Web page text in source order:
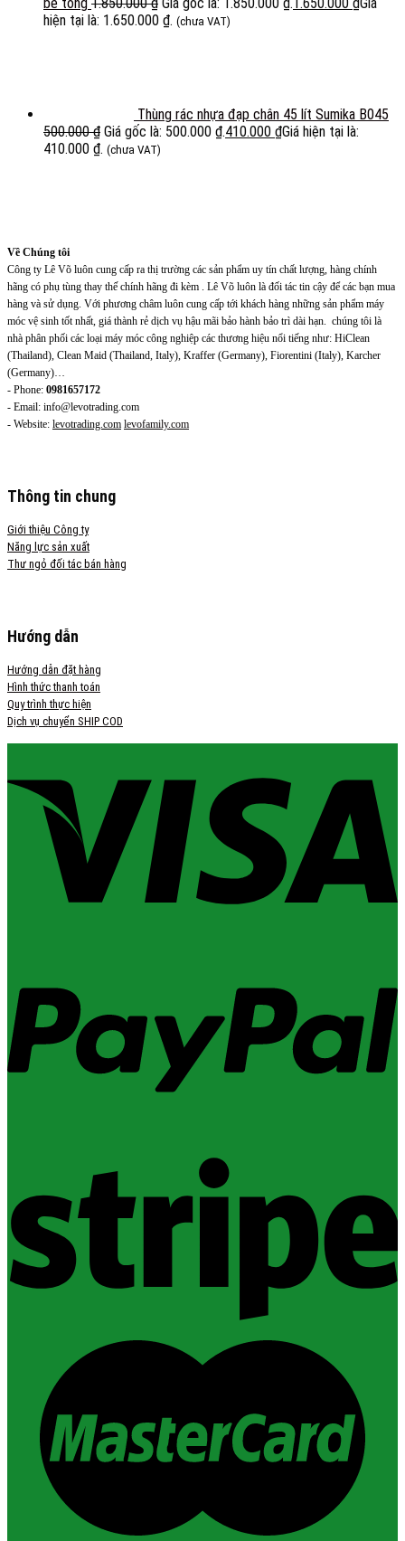
bê tông 1.850.000₫ Giá gốc là: 1.850.000 ₫. 1.650.000 ₫Giá
hiện tại là: 1.650.000 ₫. (chưa VAT)
Thùng rác nhựa đạp chân 45 lít Sumika B045
500.000₫ Giá gốc là: 500.000 ₫.410.000 ₫Giá hiện tại là:
410.000 ₫. (chưa VAT)
Về Chúng tôi
Công ty Lê Võ luôn cung cấp ra thị trường các sản phẩm uy tín chất lượng, hàng chính
hãng có phụ tùng thay thế chính hãng đi kèm . Lê Võ luôn là đối tác tin cậy để các bạn mua
hàng và sử dụng. Với phương châm luôn cung cấp tới khách hàng những sản phẩm máy
móc vệ sinh tốt nhất, giá thành rẻ dịch vụ hậu mãi bảo hành bảo trì dài hạn. chúng tôi là
nhà phân phối các loại máy móc công nghiệp các thương hiệu nổi tiếng như: HiClean
(Thailand), Clean Maid (Thailand, Italy), Kraffer (Germany), Fiorentini (Italy), Karcher
(Germany)…
- Phone: 0981657172
- Email: info@levotrading.com
- Website: levotrading.com levofamily.com
Thông tin chung
Giới thiệu Công ty
Năng lực sản xuất
Thư ngỏ đối tác bán hàng
Hướng dẫn
Hướng dẫn đặt hàng
Hình thức thanh toán
Quy trình thực hiện
Dịch vụ chuyển SHIP COD